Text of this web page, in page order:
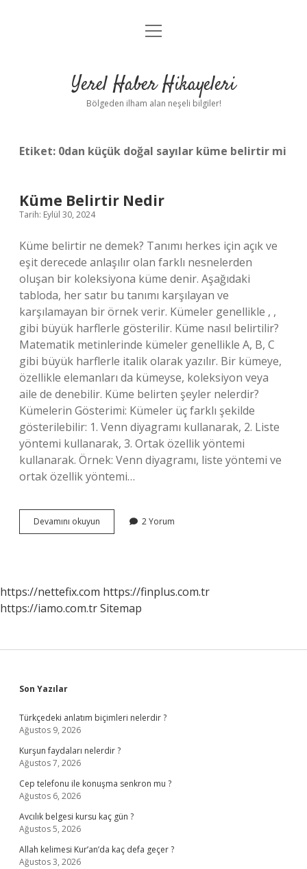
Anasayfa
Yasal Uyarı
menüyü
Yerel Haber Hikayeleri
Bölgeden ilham alan neşeli bilgiler!
Etiket: 0dan küçük doğal sayılar küme belirtir mi
Küme Belirtir Nedir
Tarih: Eylül 30, 2024
Küme belirtir ne demek? Tanımı herkes için açık ve
eşit derecede anlaşılır olan farklı nesnelerden
oluşan bir koleksiyona küme denir. Aşağıdaki
tabloda, her satır bu tanımı karşılayan ve
karşılamayan bir örnek verir. Kümeler genellikle , ,
gibi büyük harflerle gösterilir. Küme nasıl belirtilir?
Matematik metinlerinde kümeler genellikle A, B, C
gibi büyük harflerle italik olarak yazılır. Bir kümeye,
özellikle elemanları da kümeyse, koleksiyon veya
aile de denebilir. Küme belirten şeyler nelerdir?
Kümelerin Gösterimi: Kümeler üç farklı şekilde
gösterilebilir: 1. Venn diyagramı kullanarak, 2. Liste
yöntemi kullanarak, 3. Ortak özellik yöntemi
kullanarak. Örnek: Venn diyagramı, liste yöntemi ve
ortak özellik yöntemi…
Devamını okuyun
Belirtir
2 Yorum
https://nettefix.com https://finplus.com.tr
https://iamo.com.trSitemap
Sidebar
Son Yazılar
Türkçedeki anlatım biçimleri nelerdir ?
Ağustos 9, 2026
Kurşun faydaları nelerdir ?
Ağustos 7, 2026
Cep telefonu ile konuşma senkron mu ?
Ağustos 6, 2026
Avcılık belgesi kursu kaç gün ?
Ağustos 5, 2026
Allah kelimesi Kur’an’da kaç defa geçer ?
Ağustos 3, 2026